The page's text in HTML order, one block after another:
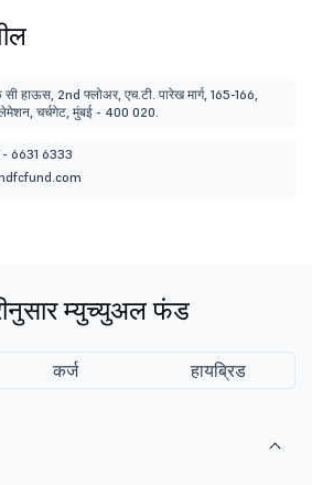
सी हाऊस, 2nd फ्लोअर, एच.टी. पारेख मार्ग, 165-166,
चर्चगेट, मुंबई - 400 020.
6631 6333
म्युच्युअल फंड
कर्ज हायब्रिड